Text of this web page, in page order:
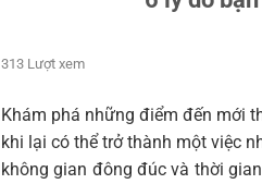
313 Lượt xem
Khám phá những điểm đến mới
khi lại có thể trở thành một việc
không gian đông đúc và thời